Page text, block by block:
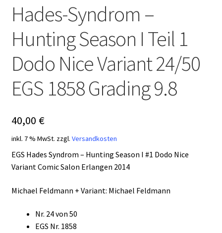
Hades-Syndrom –
Hunting Season I Teil 1
Dodo Nice Variant 24/50
EGS 1858 Grading 9.8
40,00 €
inkl. 7 % MwSt. zzgl. Versandkosten
EGS Hades Syndrom – Hunting Season I #1 Dodo Nice
Variant Comic Salon Erlangen 2014
Michael Feldmann + Variant: Michael Feldmann
Nr. 24 von 50
EGS Nr. 1858